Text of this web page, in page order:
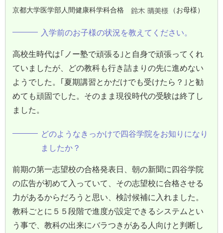
京都大学医学部人間健康科学科合格 （お母様）
入学前のお子様の状況を教えてください。
高校生時代は｢ノー塾で頑張る｣と自身で頑張ってくれ
ていましたが、どの教科も行き詰まりの先に進めない
ようでした。｢夏期講習とかだけでも受けたら？｣と勧
めても頑固でした。そのまま現役時代の受験は終了し
ました。
どのようなきっかけで四谷学院をお知りになり
ましたか？
前期の第一志望校の合格発表日、朝の新聞に四谷学院
の広告が初めて入っていて、その志望校に合格させる
力があるからだろうと思い、検討候補に入れました。
教科ごとに５５段階で進度が設定できるシステムとい
う事で、教科の出来にバラつきがある人向けと判断し